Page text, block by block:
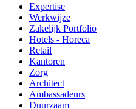
Expertise
Werkwijze
Zakelijk Portfolio
Hotels - Horeca
Retail
Kantoren
Zorg
Architect
Ambassadeurs
Duurzaam